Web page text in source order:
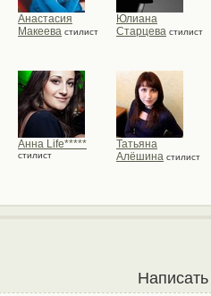
Анастасия
Макеева стилист
Юлиана
Старцева стилист
Анна Life*****
стилист
Татьяна
Алёшина стилист